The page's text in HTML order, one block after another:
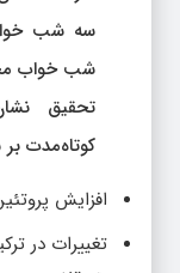
تحقیق
کوتاه‌مدت
افزایش
تغییرات در